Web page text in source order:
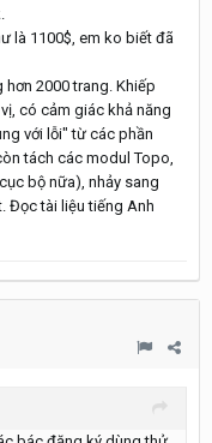
là 1100$, em ko biết đã
2000 trang. Khiếp
có cảm giác khả năng
với lỗi" từ các phần
tách các modul Topo,
bộ nữa), nhảy sang
Đọc tài liệu tiếng Anh